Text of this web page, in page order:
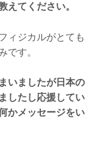
えてください。
ィジカルがとても
です。
いましたが日本の
したし応援してい
かメッセージをい